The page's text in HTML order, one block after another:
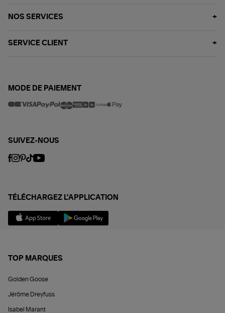
NOS SERVICES
SERVICE CLIENT
MODE DE PAIEMENT
SUIVEZ-NOUS
TÉLÉCHARGEZ L'APPLICATION
TOP MARQUES
Golden Goose
Jérôme Dreyfuss
Isabel Marant